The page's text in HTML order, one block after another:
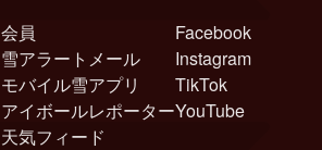
会員
雪アラートメール
モバイル雪アプリ
アイボールレポーター
天気フィード
Facebook
Instagram
TikTok
YouTube